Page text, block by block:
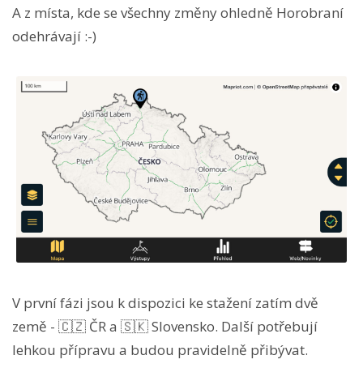
A z místa, kde se všechny změny ohledně Horobraní
odehrávají :-)
V první fázi jsou k dispozici ke stažení zatím dvě
země - 🇨🇿 ČR a 🇸🇰 Slovensko. Další potřebují
lehkou přípravu a budou pravidelně přibývat.